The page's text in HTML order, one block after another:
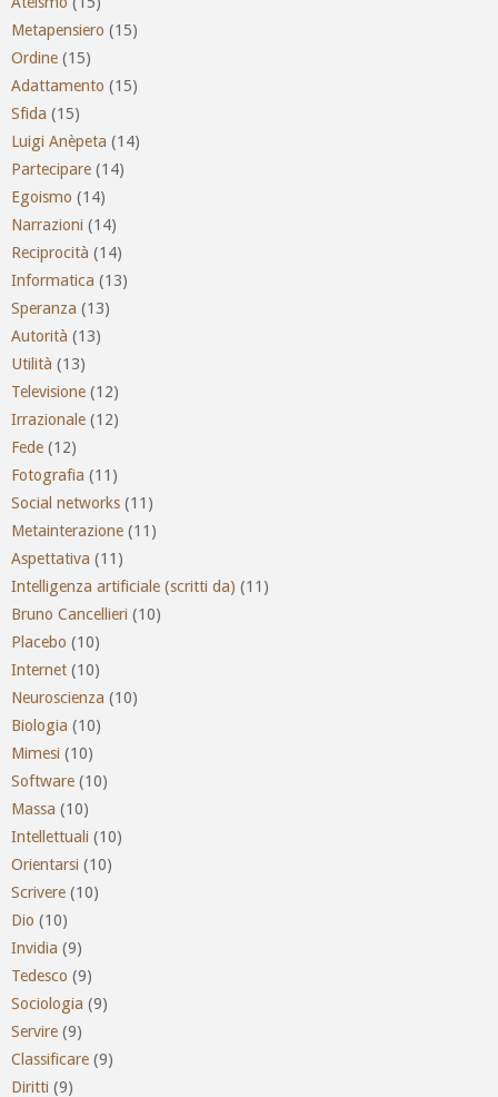
Metapensiero (15)
Ordine (15)
Adattamento (15)
Sfida (15)
Luigi Anèpeta (14)
Partecipare (14)
Egoismo (14)
Narrazioni (14)
Reciprocità (14)
Informatica (13)
Speranza (13)
Autorità (13)
Utilità (13)
Televisione (12)
Irrazionale (12)
Fede (12)
Fotografia (11)
Social networks (11)
Metainterazione (11)
Aspettativa (11)
Intelligenza artificiale (scritti da) (11)
Bruno Cancellieri (10)
Placebo (10)
Internet (10)
Neuroscienza (10)
Biologia (10)
Mimesi (10)
Software (10)
Massa (10)
Intellettuali (10)
Orientarsi (10)
Scrivere (10)
Dio (10)
Invidia (9)
Tedesco (9)
Sociologia (9)
Servire (9)
Classificare (9)
Diritti (9)